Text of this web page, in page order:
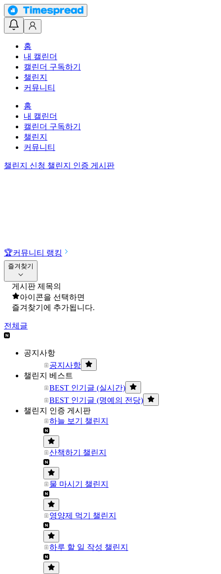
홈
내 캘린더
캘린더 구독하기
챌린지
커뮤니티
홈
내 캘린더
캘린더 구독하기
챌린지
커뮤니티
챌린지 신청 챌린지 인증 게시판
🏆커뮤니티 랭킹
즐겨찾기
게시판 제목의
아이콘을 선택하면
즐겨찾기에 추가됩니다.
전체글
공지사항
공지사항
챌린지 베스트
BEST 인기글 (실시간)
BEST 인기글 (명예의 전당)
챌린지 인증 게시판
하늘 보기 챌린지
산책하기 챌린지
물 마시기 챌린지
영양제 먹기 챌린지
하루 할 일 작성 챌린지